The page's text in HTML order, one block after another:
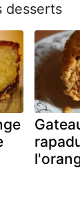
desserts